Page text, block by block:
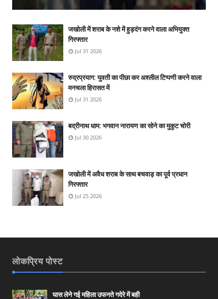
जखोली में शराब के नशे में हुड़दंग करने वाला अभियुक्त
गिरफ्तार
Jul 31 2026
रुद्रप्रयाग: युवती का पीछा कर अश्लील टिप्पणी करने वाला
मनचला हिरासत में
Jul 31 2026
बद्रीनाथ धाम: भगवान नारायण का सोने का मुकुट चोरी
Jul 30 2026
जखोली में अवैध शराब के साथ बचवाड़ का पूर्व प्रधान
गिरफ्तार
Jul 25 2026
लोकप्रिय पोस्ट
घास लेने गई महिला उफनते गदेरे में बही